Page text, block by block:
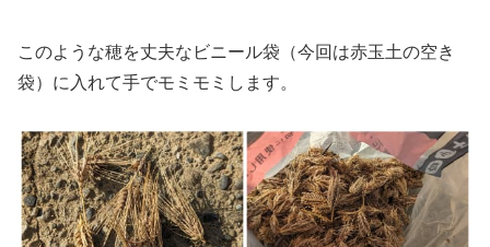
このような穂を丈夫なビニール袋（今回は赤玉土の空き
袋）に入れて手でモミモミします。